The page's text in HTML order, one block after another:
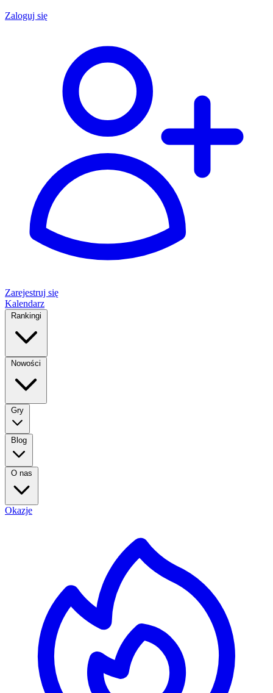
Zaloguj się
Zarejestruj się
Kalendarz
Rankingi
Nowości
Gry
Blog
O nas
Okazje